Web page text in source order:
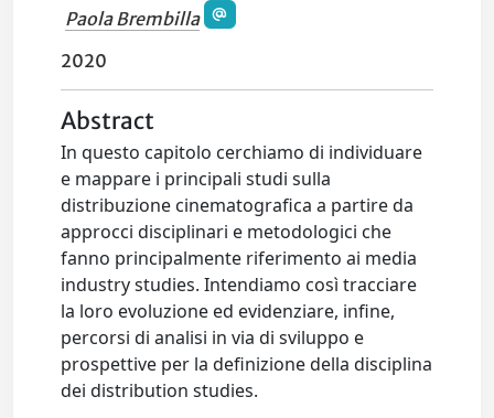
Paola Brembilla
2020
Abstract
In questo capitolo cerchiamo di individuare
e mappare i principali studi sulla
distribuzione cinematografica a partire da
approcci disciplinari e metodologici che
fanno principalmente riferimento ai media
industry studies. Intendiamo così tracciare
la loro evoluzione ed evidenziare, infine,
percorsi di analisi in via di sviluppo e
prospettive per la definizione della disciplina
dei distribution studies.